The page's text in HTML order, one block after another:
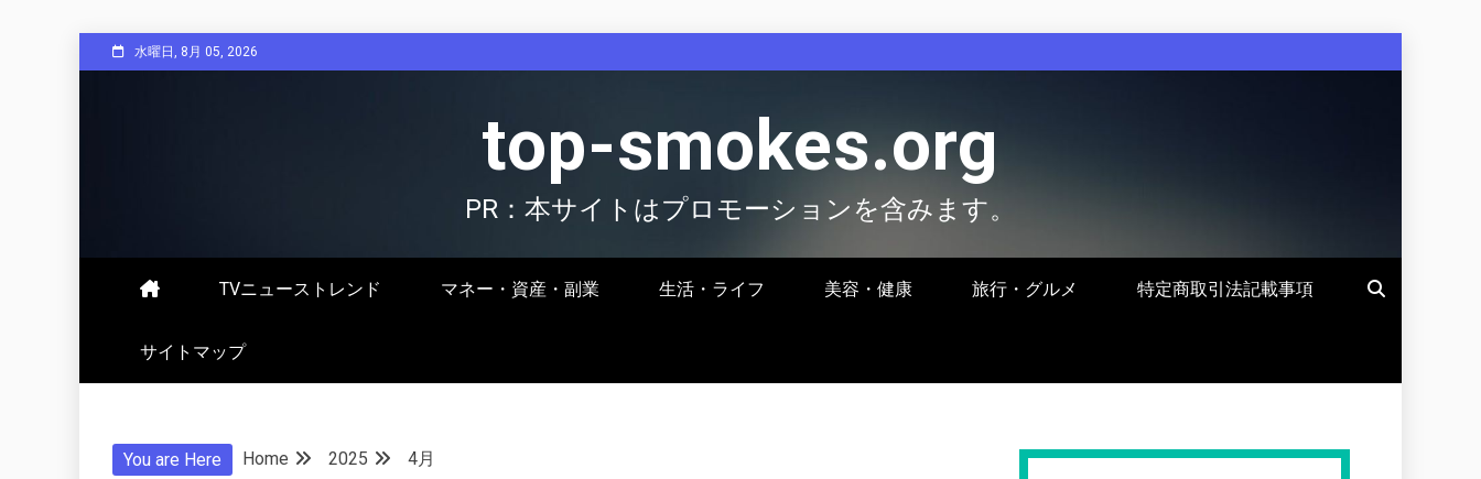
to
水曜日, 8月 05, 2026
top-smokes.org
PR：本サイトはプロモーションを含みます。
TVニューストレンド マネー・資産・副業 生活・ライフ 美容・健康 旅行・グルメ 特定商取引法記載事項
サイトマップ
You are Here Home 2025 4月